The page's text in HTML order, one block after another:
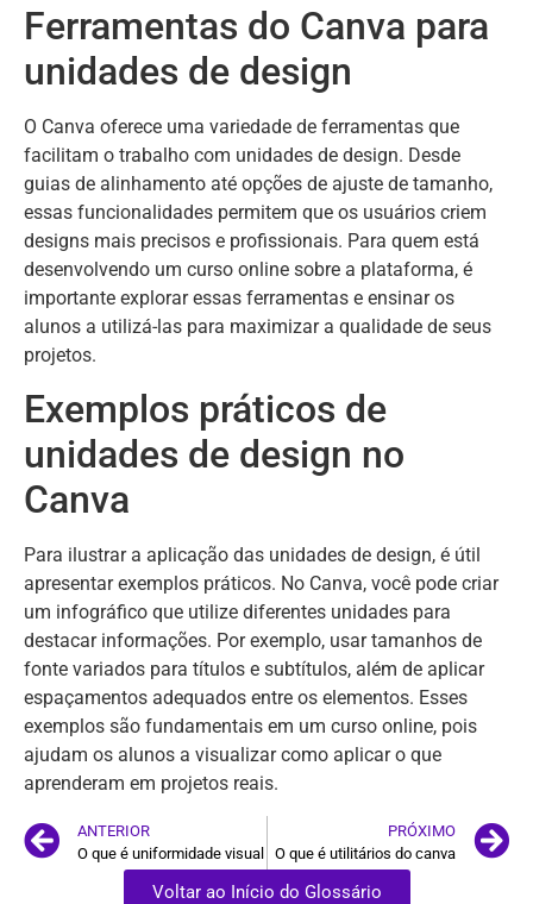
Ferramentas do Canva para
unidades de design
O Canva oferece uma variedade de ferramentas que
facilitam o trabalho com unidades de design. Desde
guias de alinhamento até opções de ajuste de tamanho,
essas funcionalidades permitem que os usuários criem
designs mais precisos e profissionais. Para quem está
desenvolvendo um curso online sobre a plataforma, é
importante explorar essas ferramentas e ensinar os
alunos a utilizá-las para maximizar a qualidade de seus
projetos.
Exemplos práticos de
unidades de design no
Canva
Para ilustrar a aplicação das unidades de design, é útil
apresentar exemplos práticos. No Canva, você pode criar
um infográfico que utilize diferentes unidades para
destacar informações. Por exemplo, usar tamanhos de
fonte variados para títulos e subtítulos, além de aplicar
espaçamentos adequados entre os elementos. Esses
exemplos são fundamentais em um curso online, pois
ajudam os alunos a visualizar como aplicar o que
aprenderam em projetos reais.
ANTERIOR
O que é uniformidade visual
PRÓXIMO
O que é utilitários do canva
Voltar ao Início do Glossário